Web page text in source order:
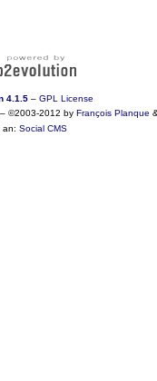
4.1.5 – GPL License
©2003-2012 by François Planque
an: Social CMS